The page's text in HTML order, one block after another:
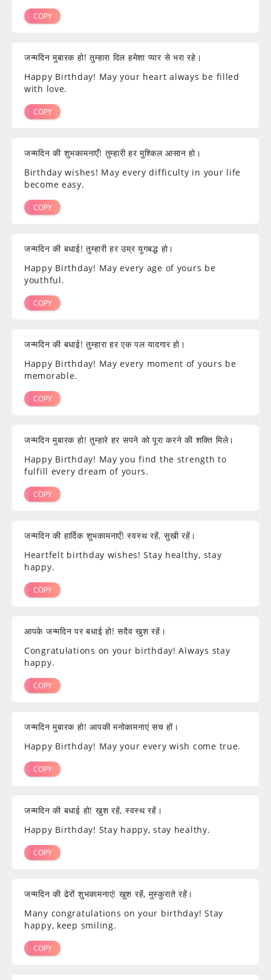
COPY
जन्मदिन मुबारक हो! तुम्हारा दिल हमेशा प्यार से भरा रहे।
Happy Birthday! May your heart always be filled
with love.
COPY
जन्मदिन की शुभकामनाएँ! तुम्हारी हर मुश्किल आसान हो।
Birthday wishes! May every difficulty in your life
become easy.
COPY
जन्मदिन की बधाई! तुम्हारी हर उम्र युगबद्ध हो।
Happy Birthday! May every age of yours be
youthful.
COPY
जन्मदिन की बधाई! तुम्हारा हर एक पल यादगार हो।
Happy Birthday! May every moment of yours be
memorable.
COPY
जन्मदिन मुबारक हो! तुम्हारे हर सपने को पूरा करने की शक्ति मिले।
Happy Birthday! May you find the strength to
fulfill every dream of yours.
COPY
जन्मदिन की हार्दिक शुभकामनाएँ! स्वस्थ रहें, सुखी रहें।
Heartfelt birthday wishes! Stay healthy, stay
happy.
COPY
आपके जन्मदिन पर बधाई हो! सदैव खुश रहें।
Congratulations on your birthday! Always stay
happy.
COPY
जन्मदिन मुबारक हो! आपकी मनोकामनाएं सच हों।
Happy Birthday! May your every wish come true.
COPY
जन्मदिन की बधाई हो! खुश रहें, स्वस्थ रहें।
Happy Birthday! Stay happy, stay healthy.
COPY
जन्मदिन की ढेरों शुभकामनाएं! खुश रहें, मुस्कुराते रहें।
Many congratulations on your birthday! Stay
happy, keep smiling.
COPY